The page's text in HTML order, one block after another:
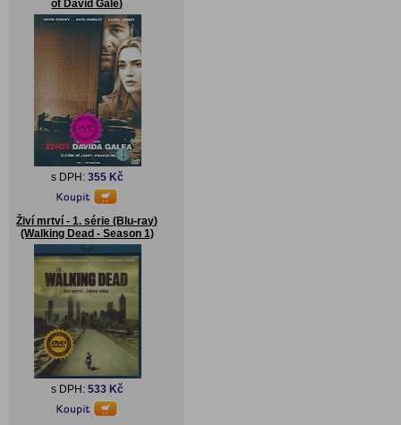
of David Gale)
s DPH: 355 Kč
Živí mrtví - 1. série (Blu-ray)
(Walking Dead - Season 1)
s DPH: 533 Kč